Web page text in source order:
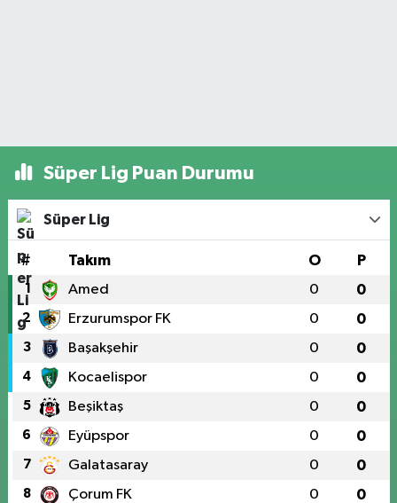
Süper Lig Puan Durumu
Süper Lig
# Takım O P
1 Amed 0 0
2 Erzurumspor FK 0 0
3 Başakşehir 0 0
4 Kocaelispor 0 0
5 Beşiktaş 0 0
6 Eyüpspor 0 0
7 Galatasaray 0 0
8 Çorum FK 0 0